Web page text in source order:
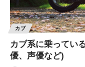
カブ
カブ系に乗ってい
優、声優など)